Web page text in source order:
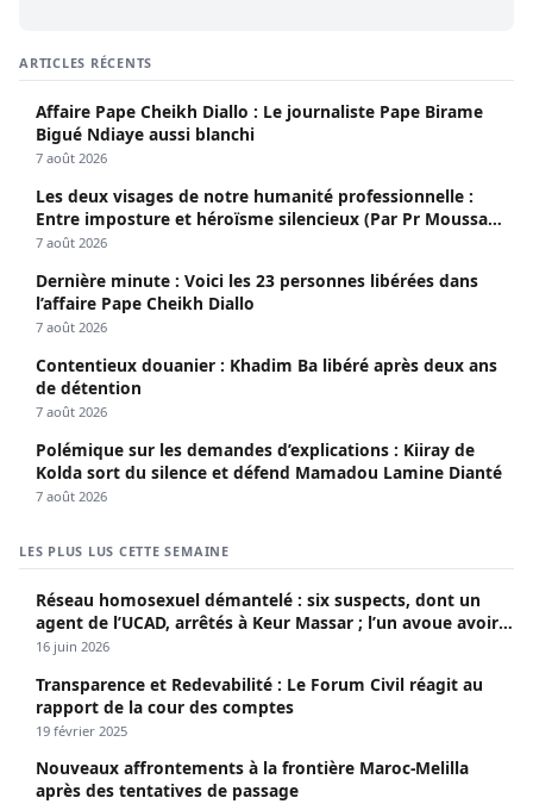
ARTICLES RÉCENTS
Affaire Pape Cheikh Diallo : Le journaliste Pape Birame
Bigué Ndiaye aussi blanchi
7 août 2026
Les deux visages de notre humanité professionnelle :
Entre imposture et héroïsme silencieux (Par Pr Moussa
Seydi)
7 août 2026
Dernière minute : Voici les 23 personnes libérées dans
l’affaire Pape Cheikh Diallo
7 août 2026
Contentieux douanier : Khadim Ba libéré après deux ans
de détention
7 août 2026
Polémique sur les demandes d’explications : Kiiray de
Kolda sort du silence et défend Mamadou Lamine Dianté
7 août 2026
LES PLUS LUS CETTE SEMAINE
Réseau homosexuel démantelé : six suspects, dont un
agent de l’UCAD, arrêtés à Keur Massar ; l’un avoue avoir
propagé le VIH depuis 2018
16 juin 2026
Transparence et Redevabilité : Le Forum Civil réagit au
rapport de la cour des comptes
19 février 2025
Nouveaux affrontements à la frontière Maroc-Melilla
après des tentatives de passage